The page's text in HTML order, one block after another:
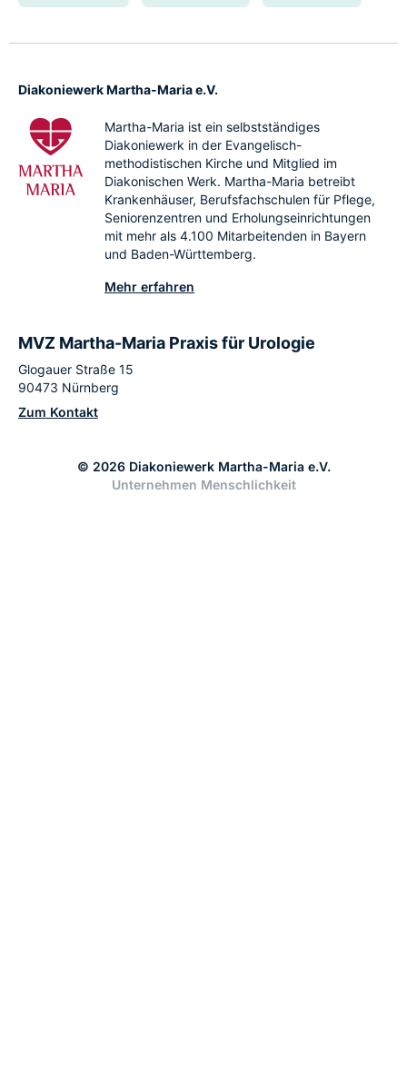
Diakoniewerk Martha-Maria e.V.
Martha-Maria ist ein selbstständiges
Diakoniewerk in der Evangelisch-
methodistischen Kirche und Mitglied im
Diakonischen Werk. Martha-Maria betreibt
Krankenhäuser, Berufsfachschulen für Pflege,
Seniorenzentren und Erholungseinrichtungen
mit mehr als 4.100 Mitarbeitenden in Bayern
und Baden-Württemberg.
Mehr erfahren
MVZ Martha-Maria Praxis für Urologie
Glogauer Straße 15
90473 Nürnberg
Zum Kontakt
Unternehmen Menschlichkeit
© 2026 Diakoniewerk Martha-Maria e.V.